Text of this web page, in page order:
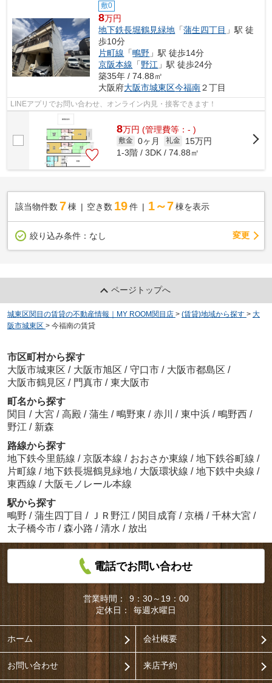
敷0
8万円
地下鉄長堀鶴見緑地 「蒲生四丁目 」駅 徒
歩10分
片町線 「鴫野 」駅 徒歩14分
京阪本線 「野江 」駅 徒歩24分
築35年 / 74.88㎡
大阪府大阪市城東区今福南２丁目
LINEアプリでお問い合わせ、オンライン内見・接客できます！
8万円 (管理費等：- )
敷金 0ヶ月 礼金
15万円
1-3階 / 3DK / 74.88㎡
該当物件数 7棟 空き数 19 件 1～7 棟を表示
絞り込み条件： なし 変更
ページトップへ
城東区関目の賃貸の不動産情報｜MY ROOM関目店 > (賃貸)地域から探す > 大
阪市城東区 > 今福南の賃貸
市区町村から探す
大阪市城東区 / 大阪市旭区 / 守口市 / 大阪市都島区 /
大阪市鶴見区 / 門真市 / 東大阪市
町名から探す
関目 / 大宮 / 高殿 / 蒲生 / 鴫野東 / 赤川 / 東中浜 / 鴫野西 /
野江 / 新森
路線から探す
地下鉄今里筋線 / 京阪本線 / おおさか東線 / 地下鉄谷町線 /
片町線 / 地下鉄長堀鶴見緑地 / 大阪環状線 / 地下鉄中央線 /
東西線 / 大阪モノレール本線
駅から探す
鴫野 / 蒲生四丁目 / ＪＲ野江 / 関目成育 / 京橋 / 千林大宮 /
太子橋今市 / 森小路 / 清水 / 放出
電話でお問い合わせ
営業時間：
9：30～19：00
定休日：
毎週水曜日
ホーム 会社概要
お問い合わせ 来店予約